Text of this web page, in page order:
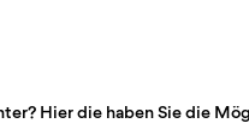
Hier die haben Sie die